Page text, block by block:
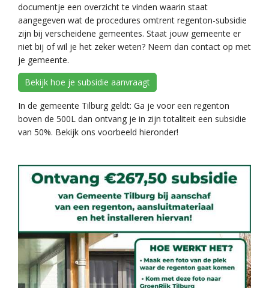
documentje een overzicht te vinden waarin staat
aangegeven wat de procedures omtrent regenton-subsidie
zijn bij verscheidene gemeentes. Staat jouw gemeente er
niet bij of wil je het zeker weten? Neem dan contact op met
je gemeente.
Bekijk hoe je subsidie aanvraagt
In de gemeente Tilburg geldt: Ga je voor een regenton
boven de 500L dan ontvang je in zijn totaliteit een subsidie
van 50%. Bekijk ons voorbeeld hieronder!